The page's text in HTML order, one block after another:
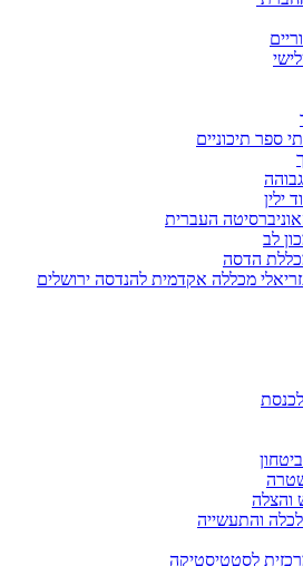
ספר תיכוניים
ילין
העברית
לב
הדסה
מכללה אקדמית להנדסה ירושלים
והצלה
והתעשייה
לסטטיסטיקה